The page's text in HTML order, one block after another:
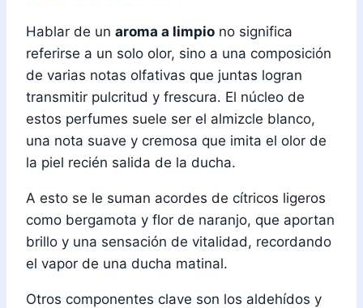
Hablar de un aroma a limpio no significa
referirse a un solo olor, sino a una composición
de varias notas olfativas que juntas logran
transmitir pulcritud y frescura. El núcleo de
estos perfumes suele ser el almizcle blanco,
una nota suave y cremosa que imita el olor de
la piel recién salida de la ducha.
A esto se le suman acordes de cítricos ligeros
como bergamota y flor de naranjo, que aportan
brillo y una sensación de vitalidad, recordando
el vapor de una ducha matinal.
Otros componentes clave son los aldehídos y